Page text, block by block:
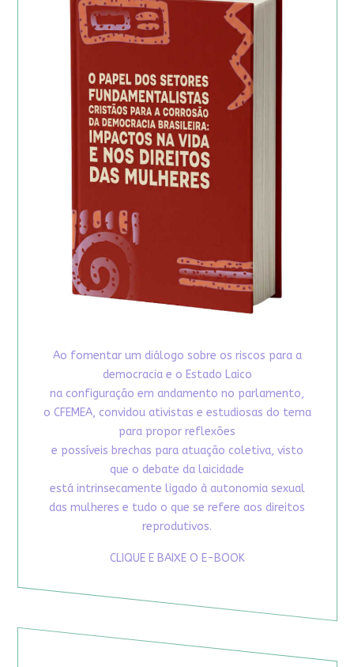
Ao fomentar um diálogo sobre os riscos para a
democracia e o Estado Laico
na configuração em andamento no parlamento,
o CFEMEA, convidou ativistas e estudiosas do tema
para propor reflexões
e possíveis brechas para atuação coletiva, visto
que o debate da laicidade
está intrinsecamente ligado à autonomia sexual
das mulheres e tudo o que se refere aos direitos
reprodutivos.
CLIQUE E BAIXE O E-BOOK